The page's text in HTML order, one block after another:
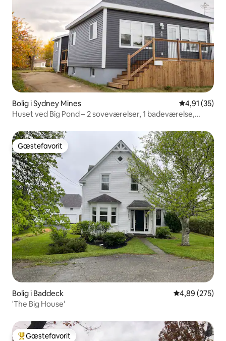
Bolig i Sydney Mines 4,91 ud af 5
4,91 (35)
Huset ved Big Pond – 2 soveværelser, 1 badeværelse,
Gæstefavorit
Gæstefavorit
Bolig i Baddeck 4,89 ud af 5 i
4,89 (275)
'The Big House'
Gæstefavorit